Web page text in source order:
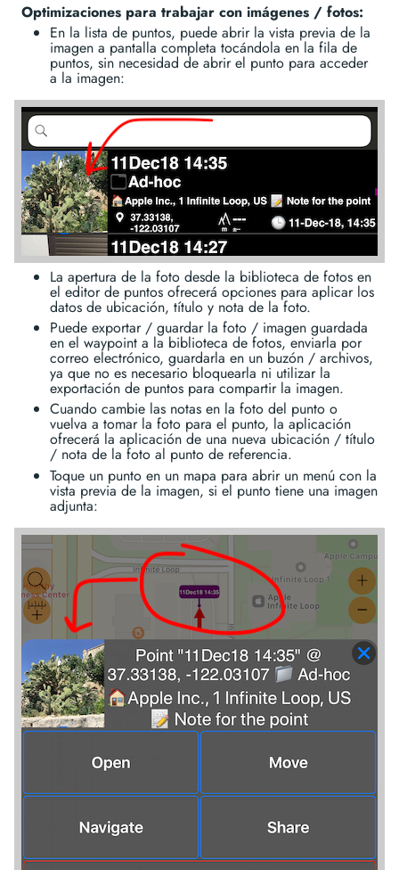
Optimizaciones para trabajar con imágenes / fotos:
En la lista de puntos, puede abrir la vista previa de la
imagen a pantalla completa tocándola en la fila de
puntos, sin necesidad de abrir el punto para acceder
a la imagen:
La apertura de la foto desde la biblioteca de fotos en
el editor de puntos ofrecerá opciones para aplicar los
datos de ubicación, título y nota de la foto.
Puede exportar / guardar la foto / imagen guardada
en el waypoint a la biblioteca de fotos, enviarla por
correo electrónico, guardarla en un buzón / archivos,
ya que no es necesario bloquearla ni utilizar la
exportación de puntos para compartir la imagen.
Cuando cambie las notas en la foto del punto o
vuelva a tomar la foto para el punto, la aplicación
ofrecerá la aplicación de una nueva ubicación / título
/ nota de la foto al punto de referencia.
Toque un punto en un mapa para abrir un menú con la
vista previa de la imagen, si el punto tiene una imagen
adjunta: